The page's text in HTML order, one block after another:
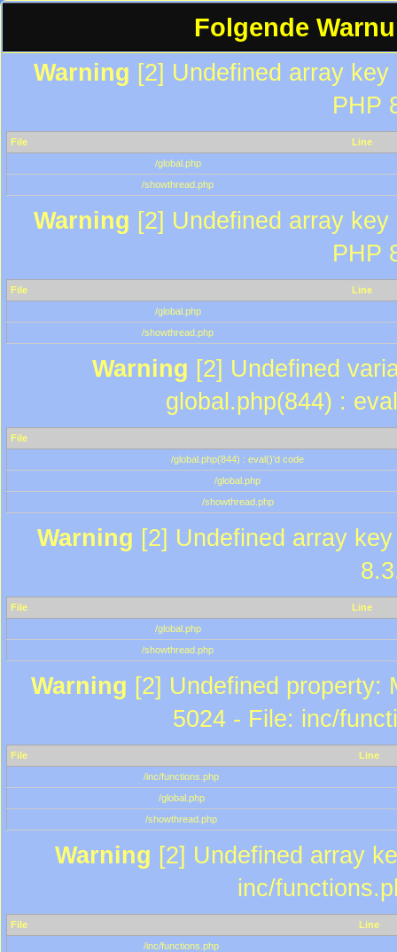
Folgende
Warning [2] Undefined array
PHP
File
Line
/global.php
/showthread.php
Warning [2] Undefined array
PHP
File
Line
/global.php
/showthread.php
Warning [2] Undefined
global.php(844) :
File
/global.php(844) : eval()'d code
/global.php
/showthread.php
Warning [2] Undefined array
File
Line
/global.php
/showthread.php
Warning [2] Undefined property:
5024 - File: inc/
File
Line
/inc/functions.php
/global.php
/showthread.php
Warning [2] Undefined array
inc/
File
Line
/inc/functions.php